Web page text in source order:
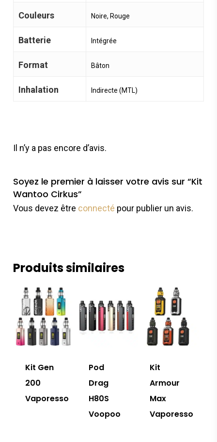
Couleurs Noire, Rouge
Batterie Intégrée
Format Bâton
Inhalation Indirecte (MTL)
Il n’y a pas encore d’avis.
Soyez le premier à laisser votre avis sur “Kit
Wantoo Cirkus”
Vous devez être connecté pour publier un avis.
Produits similaires
Kit Gen
200
Vaporesso
Pod
Drag
H80S
Voopoo
Kit
Armour
Max
Vaporesso